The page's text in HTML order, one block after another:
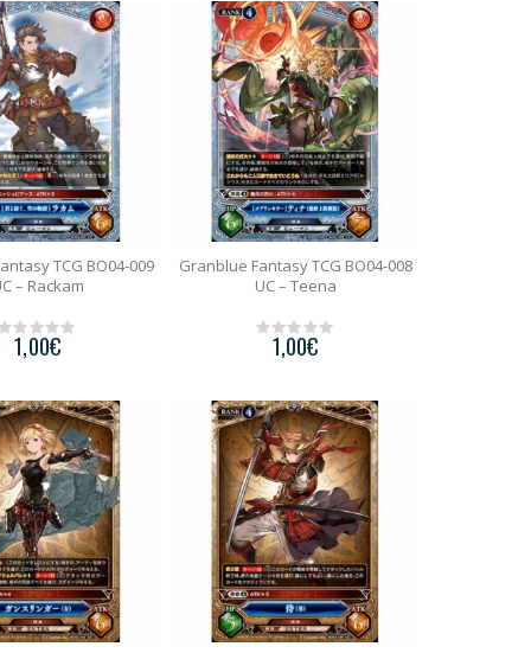
5
o
f
5
TCG BO04-009
– Rackam
1,00€
Granblue Fantasy TCG BO04-008
UC – Teena
o
f
5
1,00€